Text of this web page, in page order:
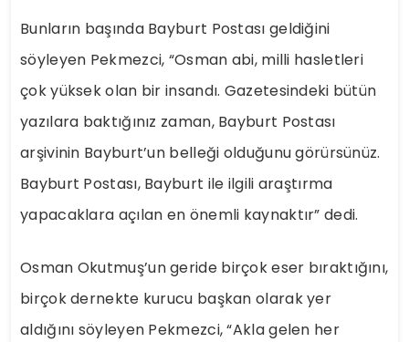
Bunların başında Bayburt Postası geldiğini
söyleyen Pekmezci, “Osman abi, milli hasletleri
çok yüksek olan bir insandı. Gazetesindeki bütün
yazılara baktığınız zaman, Bayburt Postası
arşivinin Bayburt’un belleği olduğunu görürsünüz.
Bayburt Postası, Bayburt ile ilgili araştırma
yapacaklara açılan en önemli kaynaktır” dedi.
Osman Okutmuş’un geride birçok eser bıraktığını,
birçok dernekte kurucu başkan olarak yer
aldığını söyleyen Pekmezci, “Akla gelen her